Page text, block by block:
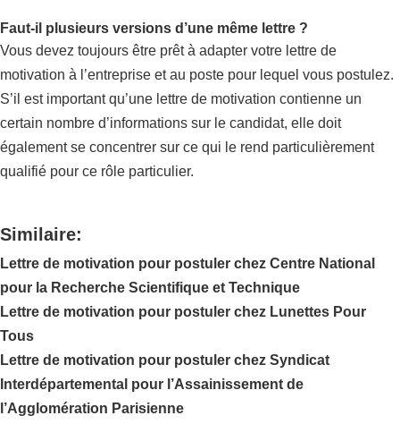
Faut-il plusieurs versions d’une même lettre ?
Vous devez toujours être prêt à adapter votre lettre de
motivation à l’entreprise et au poste pour lequel vous postulez.
S’il est important qu’une lettre de motivation contienne un
certain nombre d’informations sur le candidat, elle doit
également se concentrer sur ce qui le rend particulièrement
qualifié pour ce rôle particulier.
Similaire:
Lettre de motivation pour postuler chez Centre National
pour la Recherche Scientifique et Technique
Lettre de motivation pour postuler chez Lunettes Pour
Tous
Lettre de motivation pour postuler chez Syndicat
Interdépartemental pour l’Assainissement de
l’Agglomération Parisienne